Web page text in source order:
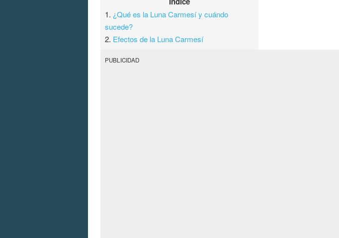
1. ¿Qué es la Luna Carmesí y cuándo
sucede?
2. Efectos de la Luna Carmesí
PUBLICIDAD